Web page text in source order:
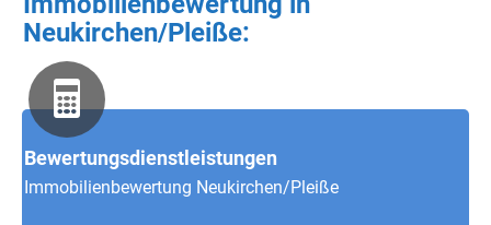
Neukirchen/Pleiße:
Bewertungsdienstleistungen
Immobilienbewertung Neukirchen/Pleiße